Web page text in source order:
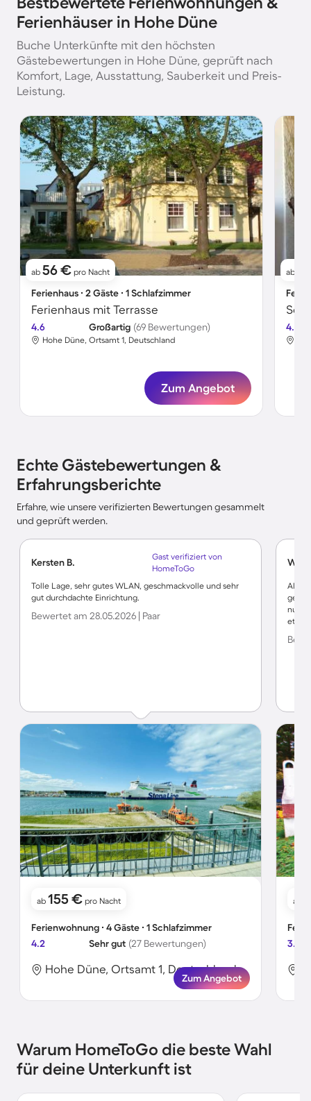
Ferienhäuser in Hohe Düne
Buche Unterkünfte mit den höchsten
Gästebewertungen in Hohe Düne, geprüft nach
Komfort, Lage, Ausstattung, Sauberkeit und Preis-
Leistung.
ab 56 € pro Nacht
Ferienhaus ∙ 2 Gäste ∙ 1 Schlafzimmer
Ferienhaus mit Terrasse
4.6 Großartig (69 Bewertungen)
Hohe Düne, Ortsamt 1, Deutschland
Zum Angebot
ab
4.7
Echte Gästebewertungen &
Erfahrungsberichte
Erfahre, wie unsere verifizierten Bewertungen gesammelt
und geprüft werden.
Kersten B.
Gast verifiziert von
HomeToGo
Tolle Lage, sehr gutes WLAN, geschmackvolle und sehr
gut durchdachte Einrichtung.
Bewertet am 28.05.2026 | Paar
ab 155 € pro Nacht
Ferienwohnung ∙ 4 Gäste ∙ 1 Schlafzimmer
4.2
Sehr gut (27 Bewertungen)
Hohe Düne, Ortsamt 1, Deutschland
Zum Angebot
Alles
nur
ab
3.9
Warum HomeToGo die beste Wahl
für deine Unterkunft ist